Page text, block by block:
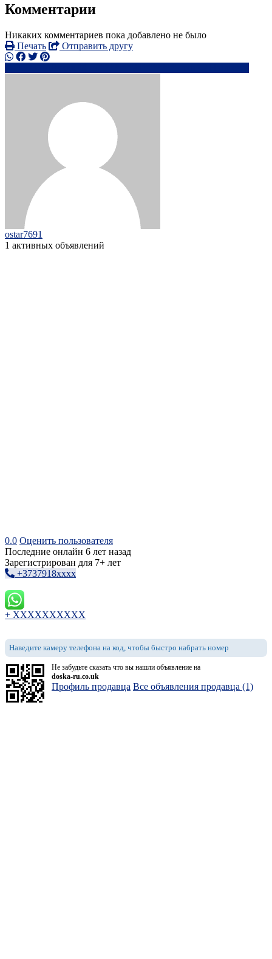
Комментарии
Никаких комментариев пока добавлено не было
Печать
Отправить другу
ostar7691
1 активных объявлений
0.0 Оценить пользователя
Последние онлайн 6 лет назад
Зарегистрирован для 7+ лет
+3737918xxxx
+ XXXXXXXXXX
Наведите камеру телефона на код, чтобы быстро набрать номер
Не забудьте сказать что вы нашли объявление на
doska-ru.co.uk
Профиль продавца Все объявления продавца (1)